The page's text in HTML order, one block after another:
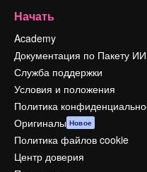
Начать
Academy
Документация по Пакету ИИ
Служба поддержки
Условия и положения
Политика
Оригиналы Новое
Политика файлов cookie
Центр доверия